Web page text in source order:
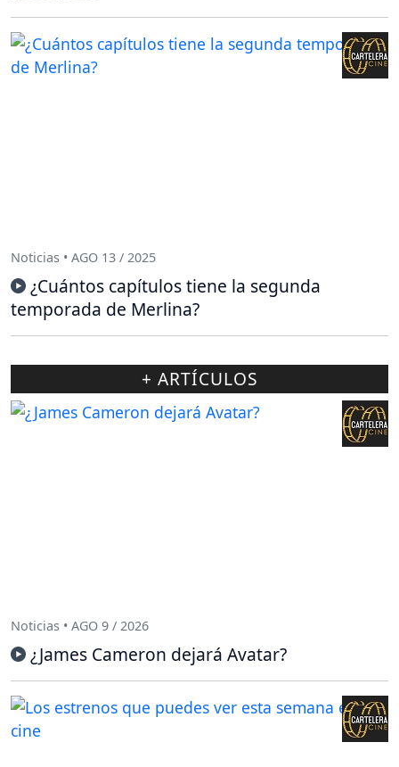
Noticias • AGO 13 / 2025
¿Cuántos capítulos tiene la segunda
temporada de Merlina?
+ ARTÍCULOS
Noticias • AGO 9 / 2026
¿James Cameron dejará Avatar?